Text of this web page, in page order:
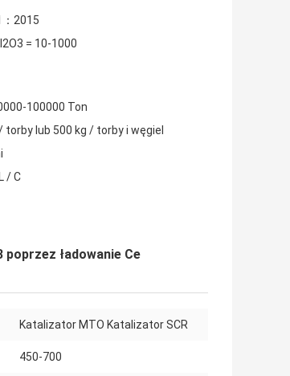
：2015
= 10-1000
100000 Ton
torby lub 500 kg / torby i węgiel
/ C
ładowanie Ce
Katalizator MTO Katalizator SCR
450-700